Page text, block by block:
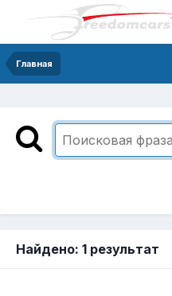
Главная
Найдено: 1 результат